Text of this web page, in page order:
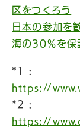
区をつくろう
日本の参加を
海の30％を保
*1 :
https://
*2 :
https://